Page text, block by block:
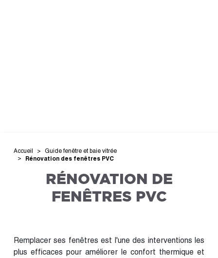
Accueil Guide fenêtre et baie vitrée
Rénovation des fenêtres PVC
RÉNOVATION DE
FENÊTRES PVC
Remplacer ses fenêtres est l'une des interventions les
plus efficaces pour améliorer le confort thermique et